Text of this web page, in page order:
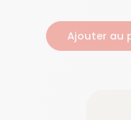
Ajouter au